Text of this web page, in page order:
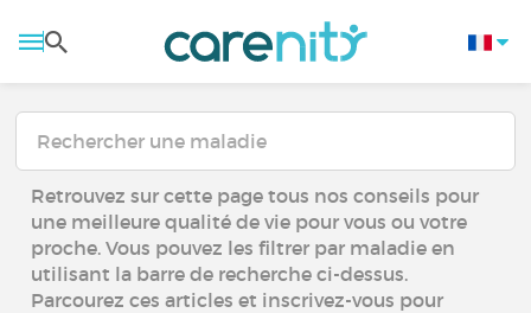
Retrouvez sur cette page tous nos conseils pour
une meilleure qualité de vie pour vous ou votre
proche. Vous pouvez les filtrer par maladie en
utilisant la barre de recherche ci-dessus.
Parcourez ces articles et inscrivez-vous pour